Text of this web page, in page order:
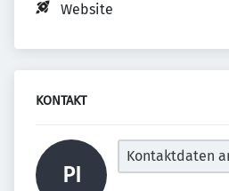
Website
KONTAKT
PI
Kontaktdaten